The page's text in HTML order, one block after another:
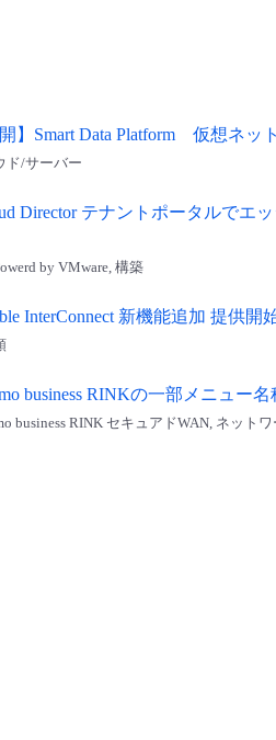
開】Smart Data Platform 仮想ネ
ド/サーバー
Director テナントポータルでエ
by VMware, 構築
InterConnect 新機能追加 提供開
business RINKの一部メニュー
business RINK セキュアドWAN, ネットワ